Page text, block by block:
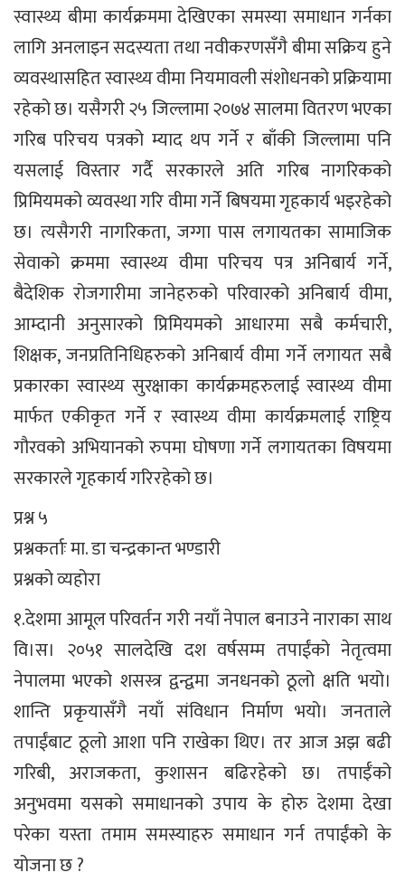
स्वास्थ्य बीमा कार्यक्रममा देखिएका समस्या समाधान गर्नका
लागि अनलाइन सदस्यता तथा नवीकरणसँगै बीमा सक्रिय हुने
व्यवस्थासहित स्वास्थ्य वीमा नियमावली संशोधनको प्रक्रियामा
रहेको छ। यसैगरी २५ जिल्लामा २०७४ सालमा वितरण भएका
गरिब परिचय पत्रको म्याद थप गर्ने र बाँकी जिल्लामा पनि
यसलाई विस्तार गर्दै सरकारले अति गरिब नागरिकको
प्रिमियमको व्यवस्था गरि वीमा गर्ने बिषयमा गृहकार्य भइरहेको
छ। त्यसैगरी नागरिकता, जग्गा पास लगायतका सामाजिक
सेवाको क्रममा स्वास्थ्य वीमा परिचय पत्र अनिबार्य गर्ने,
बैदेशिक रोजगारीमा जानेहरुको परिवारको अनिबार्य वीमा,
आम्दानी अनुसारको प्रिमियमको आधारमा सबै कर्मचारी,
शिक्षक, जनप्रतिनिधिहरुको अनिबार्य वीमा गर्ने लगायत सबै
प्रकारका स्वास्थ्य सुरक्षाका कार्यक्रमहरुलाई स्वास्थ्य वीमा
मार्फत एकीकृत गर्ने र स्वास्थ्य वीमा कार्यक्रमलाई राष्ट्रिय
गौरवको अभियानको रुपमा घोषणा गर्ने लगायतका विषयमा
सरकारले गृहकार्य गरिरहेको छ।
प्रश्न ५
प्रश्नकर्ताः मा. डा चन्द्रकान्त भण्डारी
प्रश्नको व्यहोरा
१.देशमा आमूल परिवर्तन गरी नयाँ नेपाल बनाउने नाराका साथ
वि।स। २०५१ सालदेखि दश वर्षसम्म तपाईंको नेतृत्वमा
नेपालमा भएको शसस्त्र द्वन्द्वमा जनधनको ठूलो क्षति भयो।
शान्ति प्रकृयासँगै नयाँ संविधान निर्माण भयो। जनताले
तपाईंबाट ठूलो आशा पनि राखेका थिए। तर आज अझ बढी
गरिबी, अराजकता, कुशासन बढिरहेको छ। तपाईँको
अनुभवमा यसको समाधानको उपाय के होरु देशमा देखा
परेका यस्ता तमाम समस्याहरु समाधान गर्न तपाईंको के
योजना छ ?